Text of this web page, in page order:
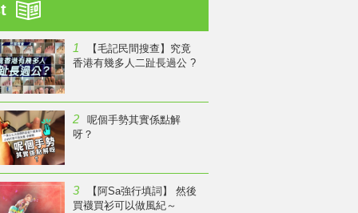
1
【毛記民間搜查】究竟
香港有幾多人二趾長過公 ?
2
呢個手勢其實係點解
呀？
3
【阿Sa強行填詞】 然後
買襪買衫可以做風紀～